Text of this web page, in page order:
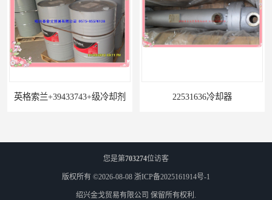
英格索兰+39433743+级冷却剂 22531636冷却器
您是第703274位访客
版权所有 ©2026-08-08 浙ICP备2025161914号-1
绍兴金戈贸易有限公司 保留所有权利.